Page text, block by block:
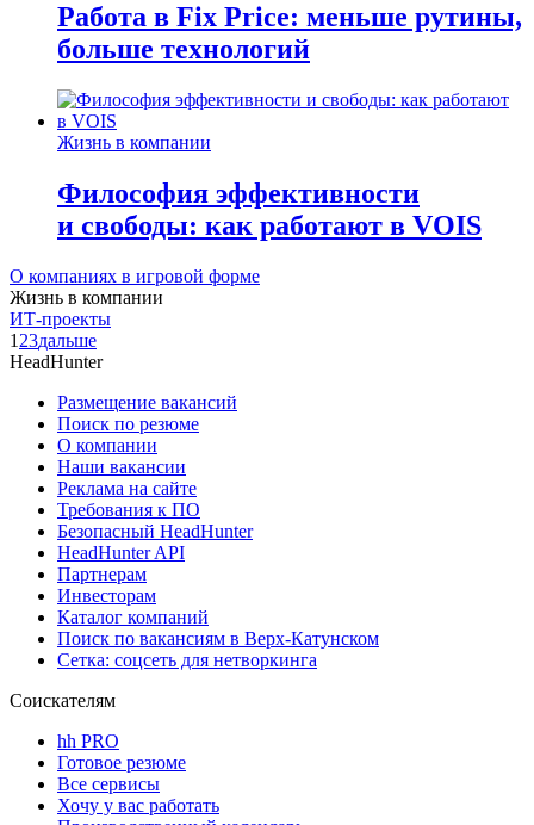
Работа в Fix Price: меньше рутины,
больше технологий
Жизнь в компании
Философия эффективности
и свободы: как работают в VOIS
О компаниях в игровой форме
Жизнь в компании
ИТ-проекты
1 23дальше
HeadHunter
Размещение вакансий
Поиск по резюме
О компании
Наши вакансии
Реклама на сайте
Требования к ПО
Безопасный HeadHunter
HeadHunter API
Партнерам
Инвесторам
Каталог компаний
Поиск по вакансиям в Верх-Катунском
Сетка: соцсеть для нетворкинга
Соискателям
hh PRO
Готовое резюме
Все сервисы
Хочу у вас работать